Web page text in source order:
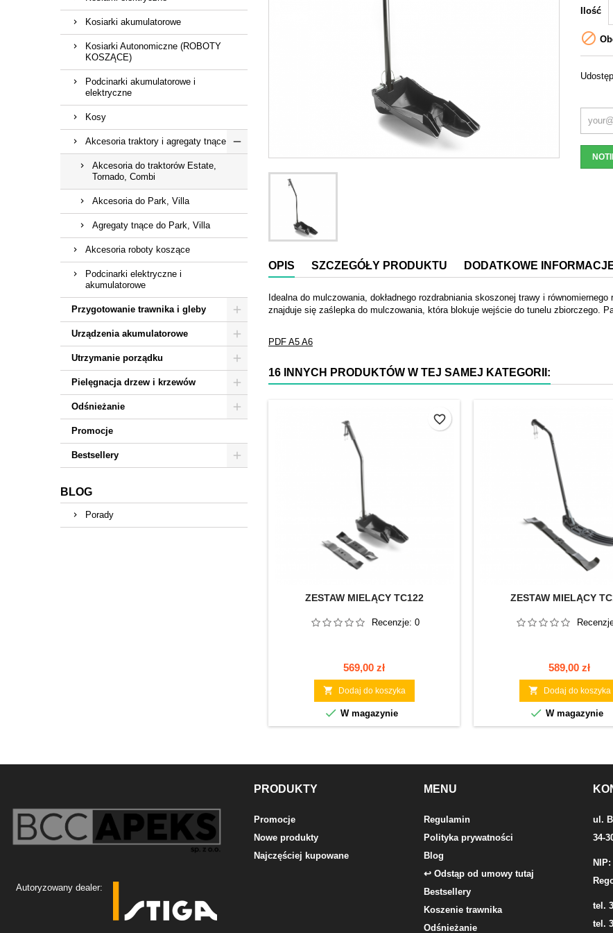
Kosiarki akumulatorowe
Kosiarki Autonomiczne (ROBOTY
KOSZĄCE)
Podcinarki akumulatorowe i
elektryczne
Kosy
Akcesoria traktory i agregaty tnące
Akcesoria do traktorów Estate,
Tornado, Combi
Akcesoria do Park, Villa
Agregaty tnące do Park, Villa
Akcesoria roboty koszące
Podcinarki elektryczne i
akumulatorowe
Przygotowanie trawnika i gleby
Urządzenia akumulatorowe
Utrzymanie porządku
Pielęgnacja drzew i krzewów
Odśnieżanie
Promocje
Bestsellery
BLOG
Porady
Ilość

OPIS SZCZEGÓŁY PRODUKTU DODATKOWE
Idealna do mulczowania, dokładnego rozdrabniania skoszonej trawy i
znajduje się zaślepka do mulczowania, która blokuje wejście do tunelu zbiorczego.
PDF A5 A6
16 INNYCH PRODUKTÓW W TEJ SAMEJ KATEGORII:
ZESTAW MIELĄCY TC122
Recenzje: 0
Cena
569,00 zł
 Dodaj do koszyka
 W magazynie
favorite_border
ZESTAW MIELĄCY
Cena
589,00 zł
 Dodaj do koszyka
 W magazynie
Autoryzowany dealer:
PRODUKTY
Promocje
Nowe produkty
Najczęściej kupowane
MENU
Regulamin
Polityka prywatności
Blog
↩ Odstąp od umowy tutaj
Bestsellery
Koszenie trawnika
Odśnieżanie
ul.
34-
NIP:
tel.
tel.